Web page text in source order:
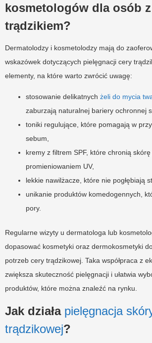
kosmetologów dla osób z
trądzikiem?
Dermatolodzy i kosmetolodzy mają do
wskazówek dotyczących pielęgnacji cery
elementy, na które warto zwrócić uwagę:
stosowanie delikatnych żeli do mycia
zaburzają naturalnej bariery ochronnej
toniki regulujące, które pomagają w
sebum,
kremy z filtrem SPF, które chronią
promieniowaniem UV,
lekkie nawilżacze, które nie pogłębiają
unikanie produktów komedogennych,
pory.
Regularne wizyty u dermatologa lub
dopasować kosmetyki oraz dermokosmetyki
potrzeb cery trądzikowej. Taka współpraca z
zwiększa skuteczność pielęgnacji i ułatwia
produktów, które można znaleźć na rynku.
Jak działa pielęgnacja
trądzikowej?